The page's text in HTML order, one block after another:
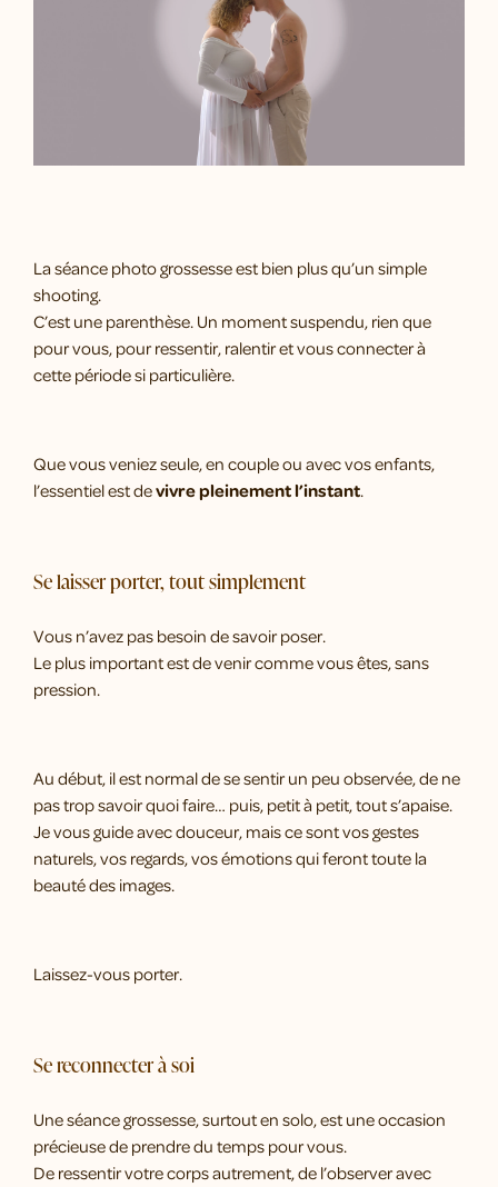
La séance photo grossesse est bien plus qu’un simple
shooting.
C’est une parenthèse. Un moment suspendu, rien que
pour vous, pour ressentir, ralentir et vous connecter à
cette période si particulière.
Que vous veniez seule, en couple ou avec vos enfants,
l’essentiel est devivre pleinement l’instant.
Se laisser porter, tout simplement
Vous n’avez pas besoin de savoir poser.
Le plus important est de venir comme vous êtes, sans
pression.
Au début, il est normal de se sentir un peu observée, de ne
pas trop savoir quoi faire… puis, petit à petit, tout s’apaise.
Je vous guide avec douceur, mais ce sont vos gestes
naturels, vos regards, vos émotions qui feront toute la
beauté des images.
Laissez-vous porter.
Se reconnecter à soi
Une séance grossesse, surtout en solo, est une occasion
précieuse de prendre du temps pour vous.
De ressentir votre corps autrement, de l’observer avec